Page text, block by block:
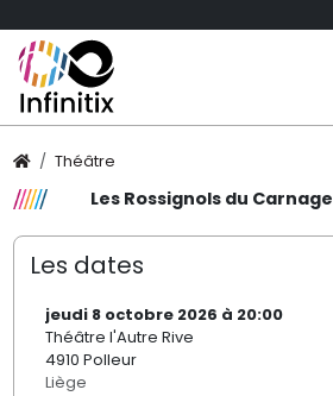
Théâtre
Les Rossignols du Carnage
Les dates
jeudi 8 octobre 2026 à 20:00
Théâtre l'Autre Rive
4910 Polleur
Liège